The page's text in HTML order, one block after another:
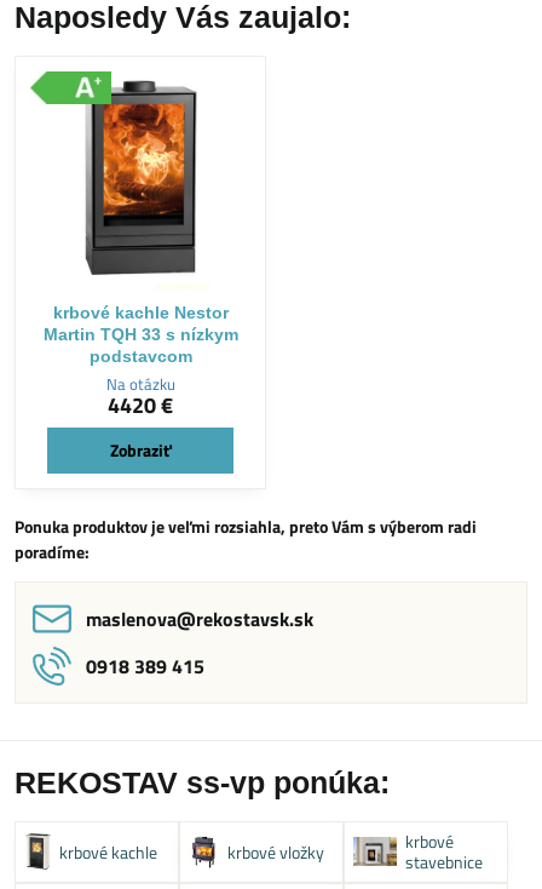
Naposledy Vás zaujalo:
krbové kachle Nestor
Martin TQH 33 s nízkym
podstavcom
Na otázku
4420 €
Zobraziť
Ponuka produktov je veľmi rozsiahla, preto Vám s výberom radi
poradíme:
maslenova​@rekostavsk​.sk
0918 389 415
REKOSTAV ss-vp ponúka:
krbové kachle krbové vložky
krbové
stavebnice